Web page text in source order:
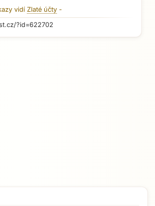
vidí Zlaté účty -
?id=622702